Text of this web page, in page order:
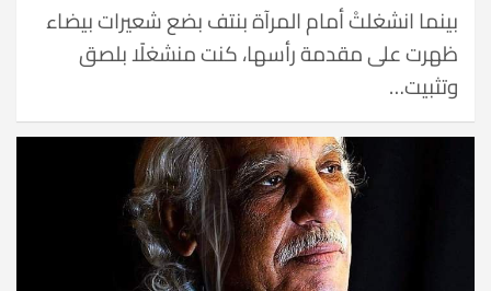
بينما انشغلتْ أمام المرآة بنتف بضع شعيرات بيضاء
ظهرت على مقدمة رأسها، كنت منشغلًا بلصق
وتثبيت…